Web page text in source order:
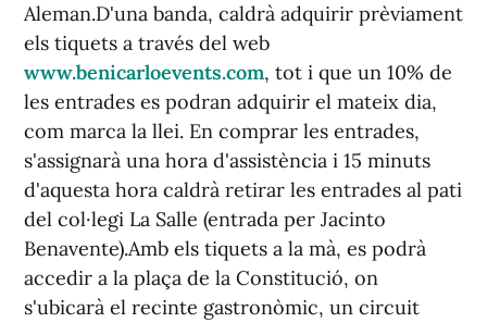
Aleman.D'una banda, caldrà adquirir prèviament
els tiquets a través del web
www.benicarloevents.com, tot i que un 10% de
les entrades es podran adquirir el mateix dia,
com marca la llei. En comprar les entrades,
s'assignarà una hora d'assistència i 15 minuts
d'aquesta hora caldrà retirar les entrades al pati
del col·legi La Salle (entrada per Jacinto
Benavente).Amb els tiquets a la mà, es podrà
accedir a la plaça de la Constitució, on
s'ubicarà el recinte gastronòmic, un circuit